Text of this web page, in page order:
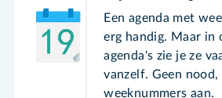
Een agenda met
erg handig. Maar in
agenda's zie je ze
vanzelf. Geen nood,
weeknummers aan.